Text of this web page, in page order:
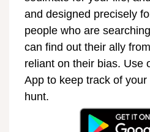
and designed precisely
people who are
can find out their ally
reliant on their bias. Use
App to keep track of
hunt.